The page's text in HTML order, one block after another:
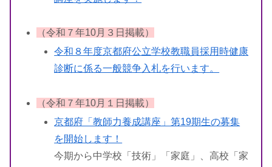
（令和７年10月３日掲載）
令和８年度京都府公立学校教職員採用時健康
診断に係る一般競争入札を行います。
（令和７年10月１日掲載）
京都府「教師力養成講座」第19期生の募集
を開始します！
今期から中学校「技術」「家庭」、高校「家